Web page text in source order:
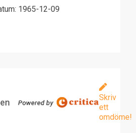
1965-12-09
Skriv
ett
omdöme!